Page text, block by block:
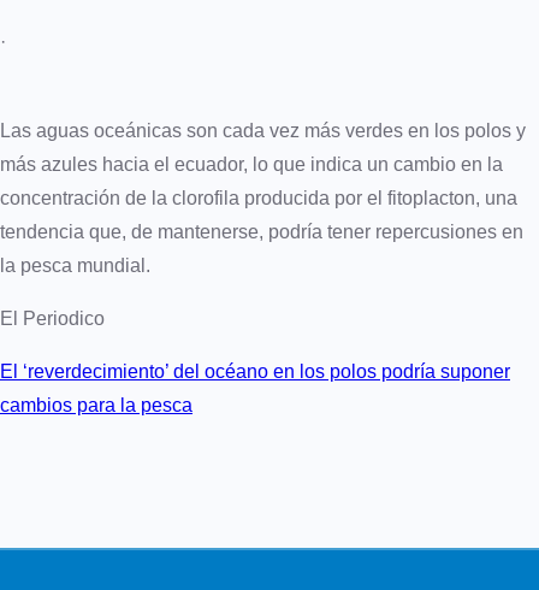
·
Las aguas oceánicas son cada vez más verdes en los polos y
más azules hacia el ecuador, lo que indica un cambio en la
concentración de la clorofila producida por el fitoplacton, una
tendencia que, de mantenerse, podría tener repercusiones en
la pesca mundial.
El Periodico
El ‘reverdecimiento’ del océano en los polos podría suponer
cambios para la pesca